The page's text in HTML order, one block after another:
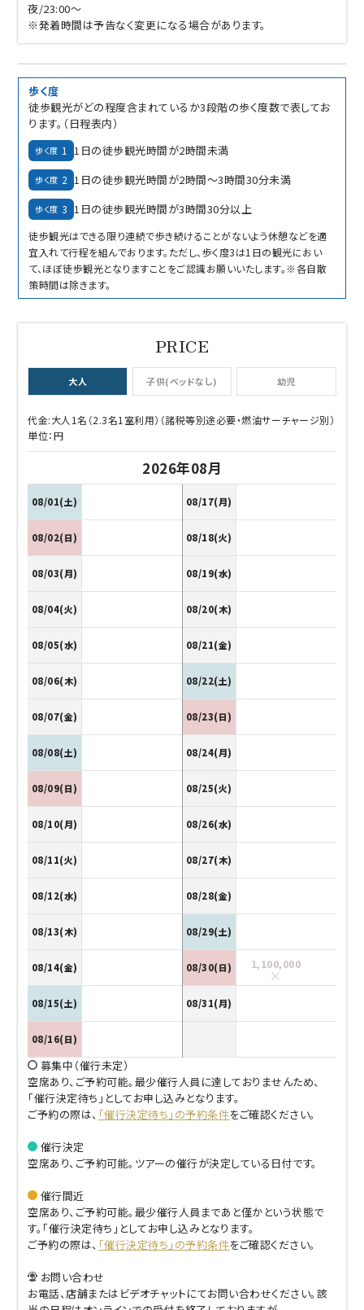
夜/23:00～
※発着時間は予告なく変更になる場合があります。
歩く度
徒歩観光がどの程度含まれているか3段階の歩く度数で表してお
ります。（日程表内）
歩く度 1 1日の徒歩観光時間が2時間未満
歩く度 2 1日の徒歩観光時間が2時間～3時間30分未満
歩く度 3 1日の徒歩観光時間が3時間30分以上
徒歩観光はできる限り連続で歩き続けることがないよう休憩などを適
宜入れて行程を組んでおります。ただし、歩く度3は1日の観光におい
て、ほぼ徒歩観光となりますことをご認識お願いいたします。※各自散
策時間は除きます。
大人 子供(ベッドなし) 幼児
代金:大人1名（2.3名1室利用）（諸税等別途必要・燃油サーチャージ別）
単位：円
2026年08月
08/01(土)
08/02(日)
08/03(月)
08/04(火)
08/05(水)
08/06(木)
08/07(金)
08/08(土)
08/09(日)
08/10(月)
08/11(火)
08/12(水)
08/13(木)
08/14(金)
08/15(土)
08/16(日)
08/17(月)
08/18(火)
08/19(水)
08/20(木)
08/21(金)
08/22(土)
08/23(日)
08/24(月)
08/25(火)
08/26(水)
08/27(木)
08/28(金)
08/29(土)
08/30(日) 1,100,000
08/31(月)
募集中（催行未定）
空席あり、ご予約可能。最少催行人員に達しておりませんため、
「催行決定待ち」としてお申し込みとなります。
ご予約の際は、 「催行決定待ち」の予約条件をご確認ください。
催行決定
空席あり、ご予約可能。ツアーの催行が決定している日付です。
催行間近
空席あり、ご予約可能。最少催行人員まであと僅かという状態で
す。「催行決定待ち」としてお申し込みとなります。
ご予約の際は、 「催行決定待ち」の予約条件をご確認ください。
お問い合わせ
お電話、店舗またはビデオチャットにてお問い合わせください。該